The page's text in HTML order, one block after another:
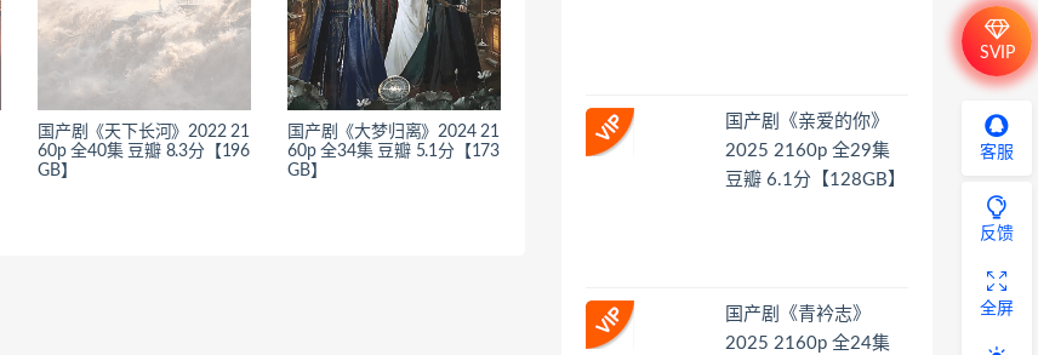
国产剧《天下长河》2022 21
60p 全40集 豆瓣 8.3分【196
GB】
国产剧《大梦归离》2024 21
60p 全34集 豆瓣 5.1分【173
GB】
国产剧《亲爱的你》
2025 2160p 全29集
豆瓣 6.1分【128GB】
国产剧《青衿志》
2025 2160p 全24集
SVIP
客服
反馈
全屏